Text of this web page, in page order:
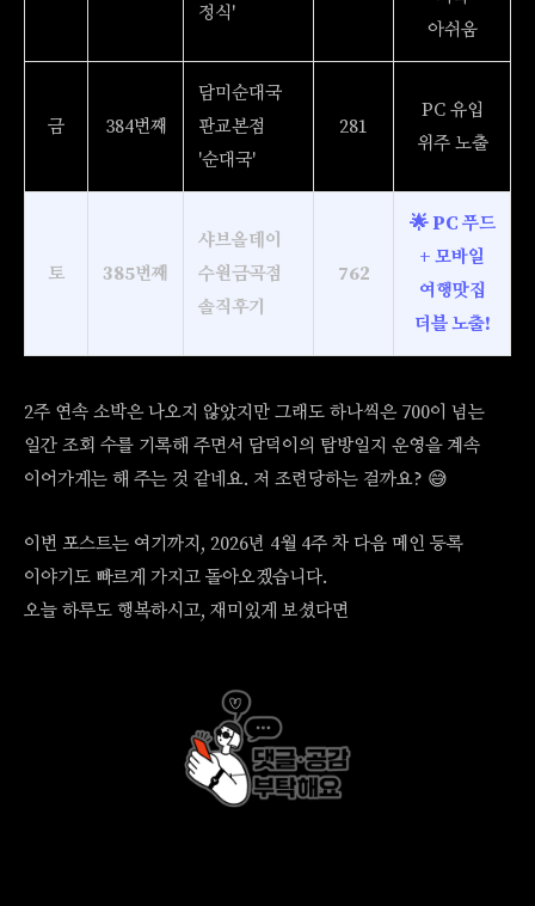
정식'
아쉬움
금 384번째
담미순대국
판교본점
'순대국'
281
PC 유입
위주 노출
토 385번째
샤브올데이
수원금곡점
솔직후기
762
🌟 PC 푸드
+ 모바일
여행맛집
더블 노출!
2주 연속 소박은 나오지 않았지만 그래도 하나씩은 700이 넘는
일간 조회 수를 기록해 주면서 담덕이의 탐방일지 운영을 계속
이어가게는 해 주는 것 같네요. 저 조련당하는 걸까요? 😅
이번 포스트는 여기까지, 2026년 4월 4주 차 다음 메인 등록
이야기도 빠르게 가지고 돌아오겠습니다.
오늘 하루도 행복하시고, 재미있게 보셨다면